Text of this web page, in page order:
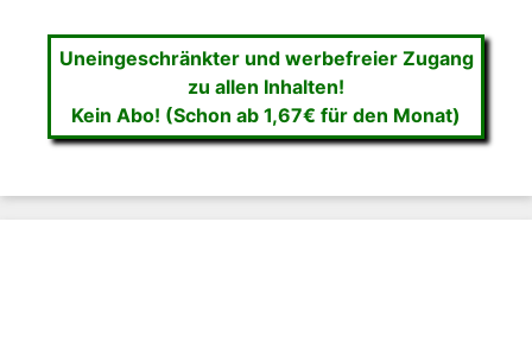
Uneingeschränkter und werbefreier Zugang
zu allen Inhalten!
Kein Abo! (Schon ab 1,67€ für den Monat)